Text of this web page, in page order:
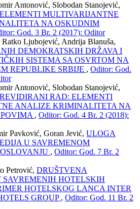
Antonović, Slobodan Stanojević,
ELEMENTI MULTIVARIJANTNE
NA OSKUDNIM
God. 3 Br. 2 (2017): Oditor
Ratko Ljubojević, Andrija Blanuša,
DEMOKRATSKIH DRŽAVA I
SISTEMA SA OSVRTOM NA
REPUBLIKE SRBIJE , Oditor: God.
Antonović, Slobodan Stanojević,
REVIDIRANI RAD: ELEMENTI
ANALIZE KRIMINALITETA NA
, Oditor: God. 4 Br. 2 (2018):
Pavković, Goran Jević, ULOGA
U SAVREMENOM
, Oditor: God. 7 Br. 2
Petrović, DRUŠTVENA
SAVREMENIH HOTELSKIH
HOTELSKOG LANCA INTER
GROUP , Oditor: God. 11 Br. 2